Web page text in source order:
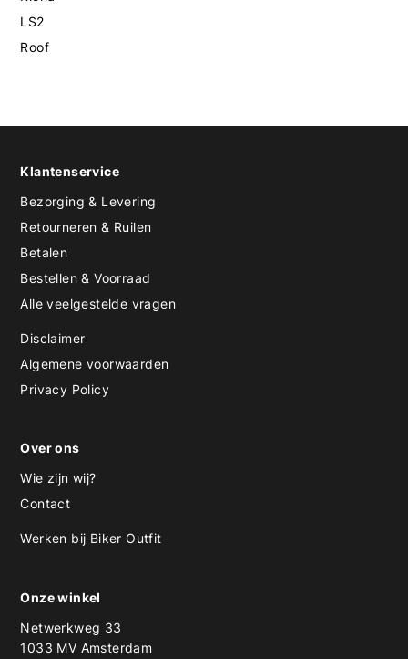
LS2
Roof
Klantenservice
Bezorging & Levering
Retourneren & Ruilen
Betalen
Bestellen & Voorraad
Alle veelgestelde vragen
Disclaimer
Algemene voorwaarden
Privacy Policy
Over ons
Wie zijn wij?
Contact
Werken bij Biker Outfit
Onze winkel
Netwerkweg 33
1033 MV Amsterdam